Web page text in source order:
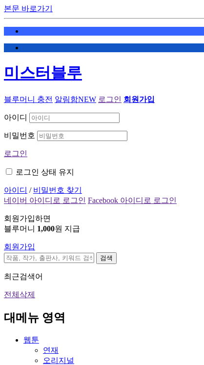
본문 바로가기
미스터블루
블루머니 충전 알림함NEW 로그인 회원가입
아이디
비밀번호
로그인
로그인 상태 유지
아이디 / 비밀번호 찾기
네이버 아이디로 로그인 Facebook 아이디로 로그인
회원가입하면
블루머니 1,000원 지급
회원가입
검색
최근검색어
전체삭제
대메뉴 영역
웹툰
연재
오리지널